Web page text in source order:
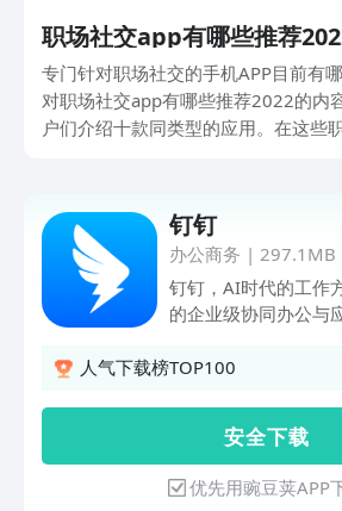
职场社交app有哪些推荐
专门针对职场社交的手机APP目前有
对职场社交app有哪些推荐2022的内
户们介绍十款同类型的应用。在这些
钉钉
办公商务 | 297.1MB
钉钉，AI时代的工作
的企业级协同办公与
企业与组织。10年来
全链路升级。如今，
业共同选择钉钉，包
通、中国广电、一汽
人气下载榜TOP100
安 全 下 载
优先用豌豆荚APP